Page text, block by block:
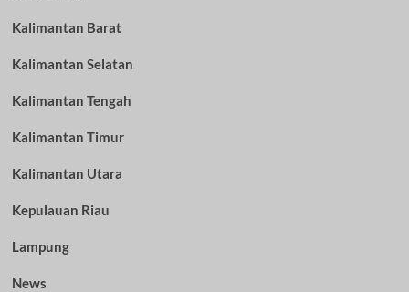
Kalimantan Barat
Kalimantan Selatan
Kalimantan Tengah
Kalimantan Timur
Kalimantan Utara
Kepulauan Riau
Lampung
News